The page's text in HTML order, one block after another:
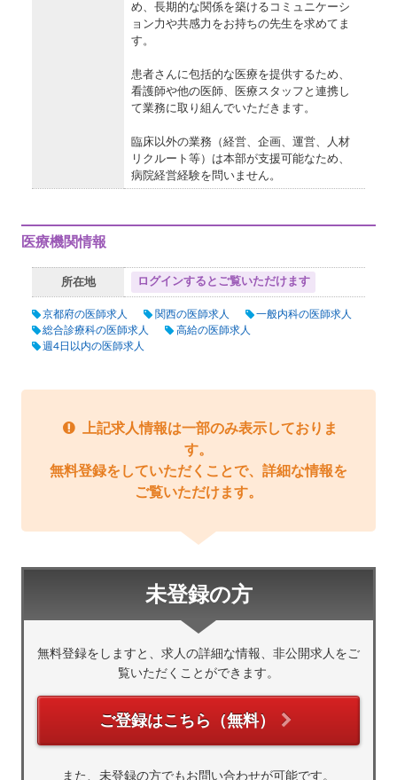
め、長期的な関係を築けるコミュニケーシ
ョン力や共感力をお持ちの先生を求めてま
す。
患者さんに包括的な医療を提供するため、
看護師や他の医師、医療スタッフと連携し
て業務に取り組んでいただきます。
臨床以外の業務（経営、企画、運営、人材
リクルート等）は本部が支援可能なため、
病院経営経験を問いません。
医療機関情報
所在地 ログインするとご覧いただけます
京都府の医師求人 関西の医師求人
一般内科の医師求人
総合診療科の医師求人
高給の医師求人
週4日以内の医師求人
上記求人情報は一部のみ表示しておりま
す。
無料登録をしていただくことで、詳細な情報を
ご覧いただけます。
未登録の方
無料登録をしますと、求人の詳細な情報、非公開求人をご
覧いただくことができます。
ご登録はこちら（無料）
また、未登録の方でもお問い合わせが可能です。